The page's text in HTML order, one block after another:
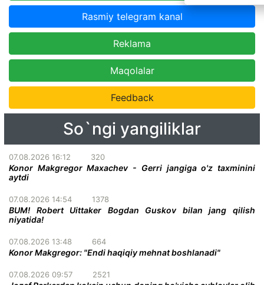
Rasmiy telegram kanal
Reklama
Maqolalar
Feedback
So`ngi yangiliklar
07.08.2026 16:12 320
Konor Makgregor Maxachev - Gerri jangiga o'z taxminini
aytdi
07.08.2026 14:54 1378
BUM! Robert Uittaker Bogdan Guskov bilan jang qilish
niyatida!
07.08.2026 13:48 664
Konor Makgregor: "Endi haqiqiy mehnat boshlanadi"
07.08.2026 09:57 2521